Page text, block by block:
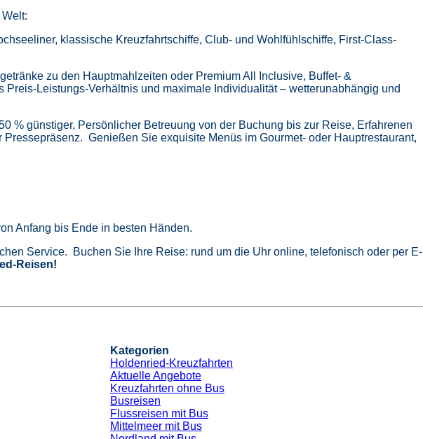
klassische Kreuzfahrtschiffe, Club- und Wohlfühlschiffe, First-Class-
zu den Hauptmahlzeiten oder Premium All Inclusive, Buffet- &
Preis-Leistungs-Verhältnis und maximale Individualität – wetterunabhängig und
% günstiger, Persönlicher Betreuung von der Buchung bis zur Reise, Erfahrenen
Pressepräsenz. Genießen Sie exquisite Menüs im Gourmet- oder Hauptrestaurant,
Anfang bis Ende in besten Händen.
Service. Buchen Sie Ihre Reise: rund um die Uhr online, telefonisch oder per E-
Reisen!
Kategorien
Holdenried-Kreuzfahrten
Aktuelle Angebote
Kreuzfahrten ohne Bus
Busreisen
Flussreisen mit Bus
Mittelmeer mit Bus